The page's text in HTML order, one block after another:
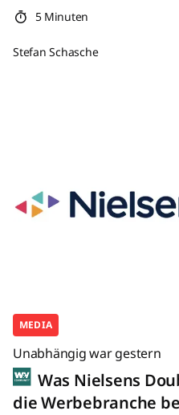
5 Minuten
Stefan Schasche
MEDIA
Unabhängig war gestern
Was Nielsens
die Werbebranche